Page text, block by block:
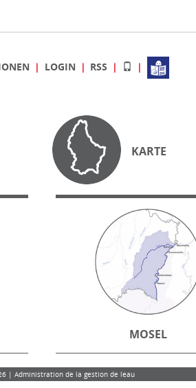
LOGIN RSS
KARTE
MOSEL
| Administration de la gestion de leau